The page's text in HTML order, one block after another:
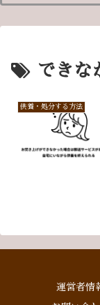
できな
供養・処分する方法
運営者情